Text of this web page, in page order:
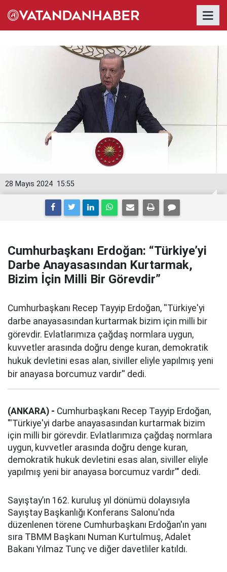
15:55
28 Mayıs 2024
Cumhurbaşkanı Erdoğan: “Türkiye’yi
Darbe Anayasasından Kurtarmak,
Bizim İçin Milli Bir Görevdir”
Cumhurbaşkanı Recep Tayyip Erdoğan, ''Türkiye'yi
darbe anayasasından kurtarmak bizim için milli bir
görevdir. Evlatlarımıza çağdaş normlara uygun,
kuvvetler arasında doğru denge kuran, demokratik
hukuk devletini esas alan, siviller eliyle yapılmış yeni
bir anayasa borcumuz vardır'' dedi.
(ANKARA) - Cumhurbaşkanı Recep Tayyip Erdoğan,
"'Türkiye'yi darbe anayasasından kurtarmak bizim
için milli bir görevdir. Evlatlarımıza çağdaş normlara
uygun, kuvvetler arasında doğru denge kuran,
demokratik hukuk devletini esas alan, siviller eliyle
yapılmış yeni bir anayasa borcumuz vardır'" dedi.
Sayıştay’ın 162. kuruluş yıl dönümü dolayısıyla
Sayıştay Başkanlığı Konferans Salonu'nda
düzenlenen törene Cumhurbaşkanı Erdoğan'ın yanı
sıra TBMM Başkanı Numan Kurtulmuş, Adalet
Bakanı Yılmaz Tunç ve diğer davetliler katıldı.